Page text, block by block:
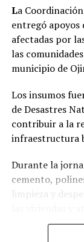
La
entregó apoyos
afectadas por
las
municipio de
Los insumos
de Desastres
contribuir a la
infraestructura
Durante la
cemento,
limpieza y